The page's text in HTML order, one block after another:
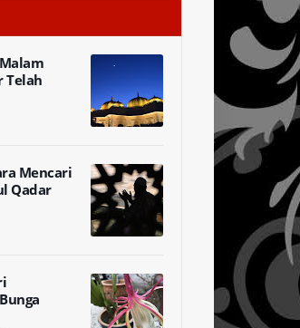
Telah
Mencari
Qadar